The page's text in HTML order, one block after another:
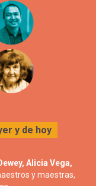
y de hoy
Alicia Vega,
y maestras,